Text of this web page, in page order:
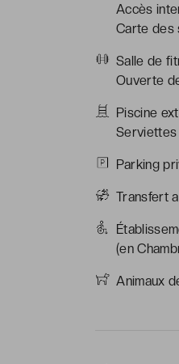
Accès
Carte des
Salle de
Ouverte
Piscine
Serviettes
Parking
Transfert
(en
Animaux